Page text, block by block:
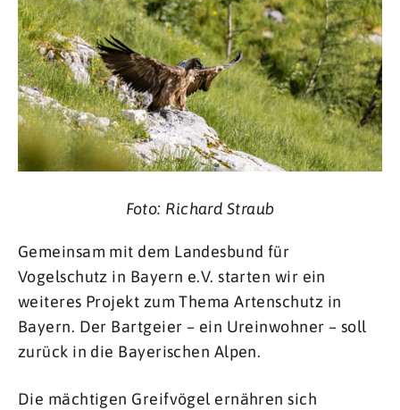
Foto: Richard Straub
Gemeinsam mit dem Landesbund für
Vogelschutz in Bayern e.V. starten wir ein
weiteres Projekt zum Thema Artenschutz in
Bayern. Der Bartgeier – ein Ureinwohner – soll
zurück in die Bayerischen Alpen.
Die mächtigen Greifvögel ernähren sich